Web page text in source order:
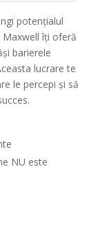
potențialul
Maxwell îți oferă
barierele
lucrare te
le percepi și să
NU este